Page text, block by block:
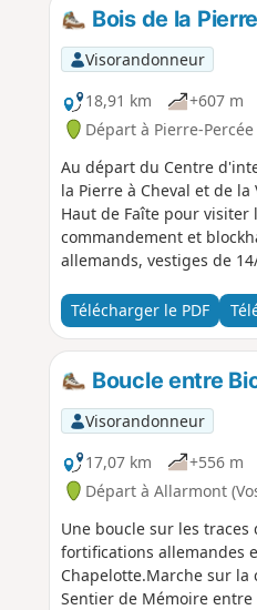
Bois de la
Visorandonneur
18,91 km
+607 m
Départ à Pierre-
Au départ du Centre
la Pierre à Cheval et de
Haut de Faîte pour
commandement et
allemands, vestiges de
Gros Pin, la Grotte des
Télécharger le PDF
Boucle entre
Visorandonneur
17,07 km
+556 m
Départ à Allarmont
Une boucle sur les
fortifications allemandes
Chapelotte.Marche sur
Sentier de Mémoire entre